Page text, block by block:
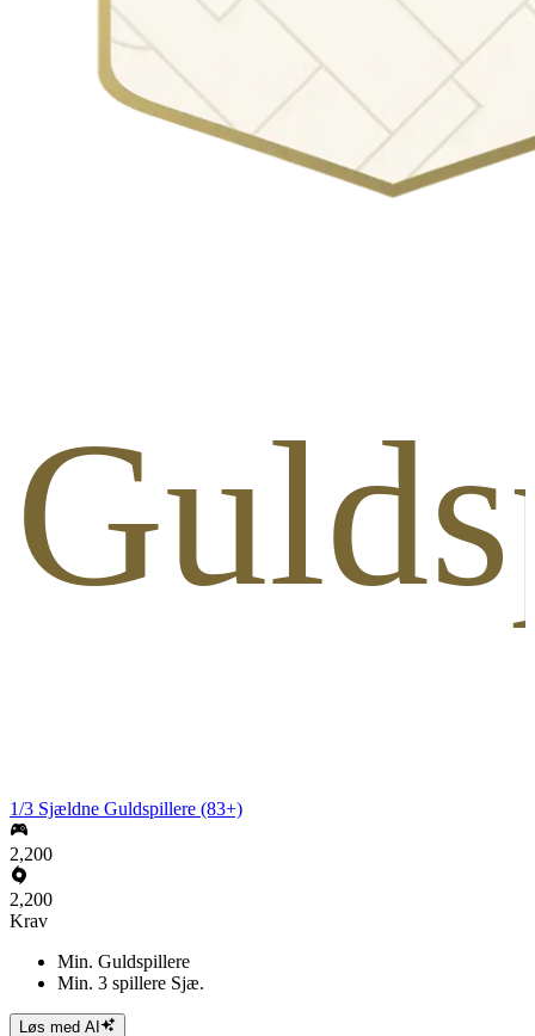
1/3 Sjældne Guldspillere (83+)
2,200
2,200
Krav
Min. Guldspillere
Min. 3 spillere Sjæ.
Løs med AI